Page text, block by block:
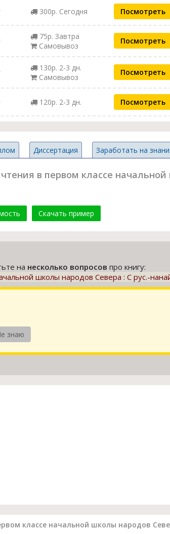
300р. Сегодня Посмотреть
75р. Завтра
Самовывоз
Посмотреть
130р. 2-3 дн.
Самовывоз
Посмотреть
120р. 2-3 дн. Посмотреть
Диссертация Заработать на
в первом классе
Скачать пример
на несколько вопросов про книгу:
школы народов Севера : С рус.-
знаю
классе начальной школы народов